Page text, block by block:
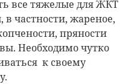
все тяжелые для ЖКТ
в частности, жареное,
пряности
Необходимо чутко
к своему